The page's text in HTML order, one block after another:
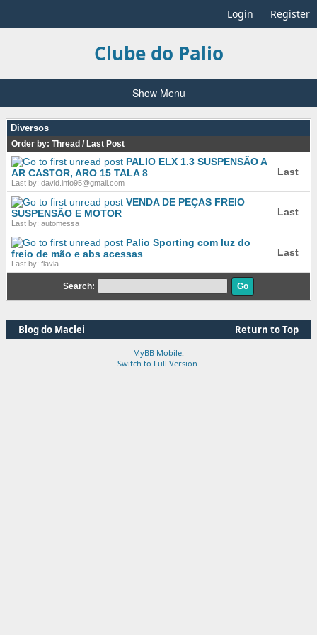
Login Register
Clube do Palio
Show Menu
Diversos
Order by: Thread / Last Post
PALIO ELX 1.3 SUSPENSÃO A
AR CASTOR, ARO 15 TALA 8
Last by: david.info95@gmail.com
Last
VENDA DE PEÇAS FREIO
SUSPENSÃO E MOTOR
Last by: automessa
Last
Palio Sporting com luz do
freio de mão e abs acessas
Last by: flavia
Last
Search:
Return to Top
Blog do Maclei
MyBB Mobile
Switch to Full Version